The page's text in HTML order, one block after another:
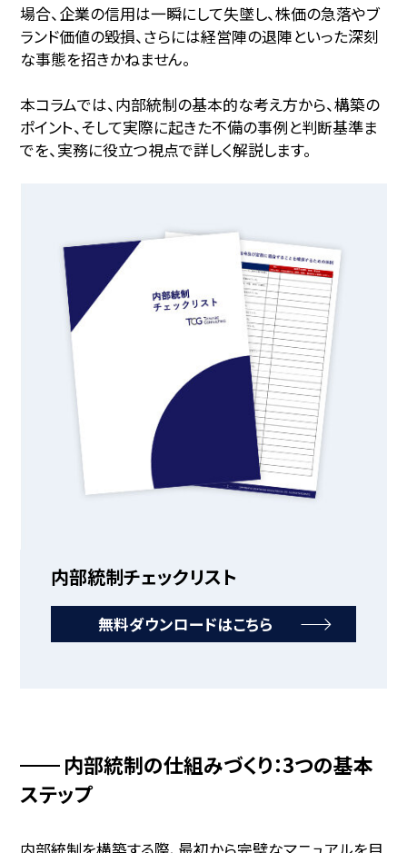
場合、企業の信用は一瞬にして失墜し、株価の急落やブ
ランド価値の毀損、さらには経営陣の退陣といった深刻
な事態を招きかねません。
本コラムでは、内部統制の基本的な考え方から、構築の
ポイント、そして実際に起きた不備の事例と判断基準ま
でを、実務に役立つ視点で詳しく解説します。
内部統制チェックリスト
無料ダウンロードはこちら
内部統制の仕組みづくり：3つの基本
ステップ